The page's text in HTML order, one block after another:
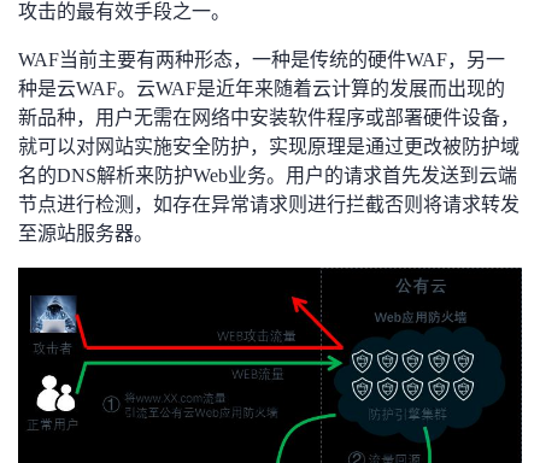
播
活
动
的
关
注
我
的
开
发
学
堂
我
我
的
Programs
我
的
支
持
的
我
攻击的最有效手段之一。
WAF当前主要有两种形态，一种是传统的硬件WAF，另一
种是云WAF。云WAF是近年来随着云计算的发展而出现的
新品种，用户无需在网络中安装软件程序或部署硬件设备，
就可以对网站实施安全防护，实现原理是通过更改被防护域
名的DNS解析来防护Web业务。用户的请求首先发送到云端
节点进行检测，如存在异常请求则进行拦截否则将请求转发
至源站服务器。